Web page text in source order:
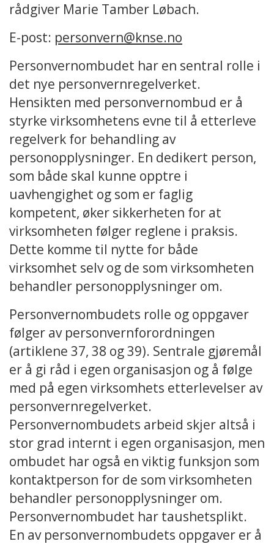
rådgiver Marie Tamber Løbach.
E-post: personvern@knse.no
Personvernombudet har en sentral rolle i
det nye personvernregelverket.
Hensikten med personvernombud er å
styrke virksomhetens evne til å etterleve
regelverk for behandling av
personopplysninger. En dedikert person,
som både skal kunne opptre i
uavhengighet og som er faglig
kompetent, øker sikkerheten for at
virksomheten følger reglene i praksis.
Dette komme til nytte for både
virksomhet selv og de som virksomheten
behandler personopplysninger om.
Personvernombudets rolle og oppgaver
følger av personvernforordningen
(artiklene 37, 38 og 39). Sentrale gjøremål
er å gi råd i egen organisasjon og å følge
med på egen virksomhets etterlevelser av
personvernregelverket.
Personvernombudets arbeid skjer altså i
stor grad internt i egen organisasjon, men
ombudet har også en viktig funksjon som
kontaktperson for de som virksomheten
behandler personopplysninger om.
Personvernombudet har taushetsplikt.
En av personvernombudets oppgaver er å